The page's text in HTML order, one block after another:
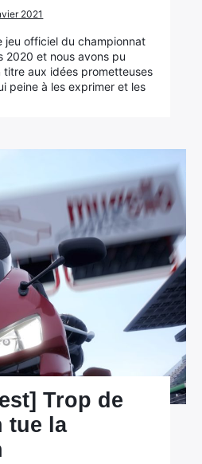
2021
jeu officiel du championnat
2020 et nous avons pu
titre aux idées prometteuses
peine à les exprimer et les
Trop de
tue la